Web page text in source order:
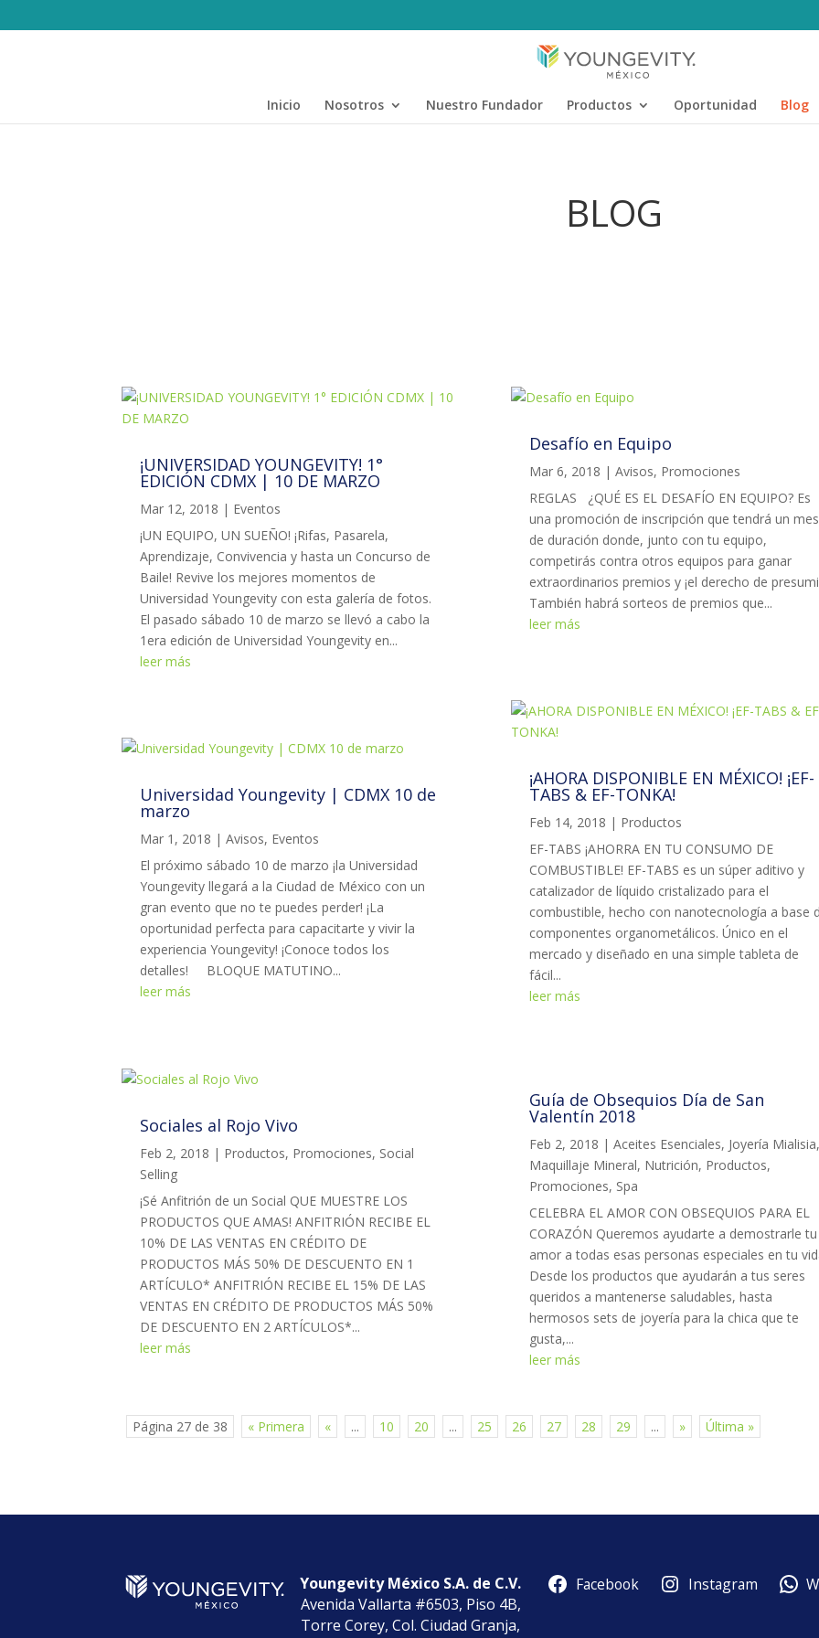
Inicio Nosotros Nuestro Fundador Productos Oportunidad Blog
BLOG
¡UNIVERSIDAD YOUNGEVITY! 1°
EDICIÓN CDMX | 10 DE MARZO
Mar 12, 2018 | Eventos
¡UN EQUIPO, UN SUEÑO! ¡Rifas, Pasarela,
Aprendizaje, Convivencia y hasta un Concurso de
Baile! Revive los mejores momentos de
Universidad Youngevity con esta galería de fotos.
El pasado sábado 10 de marzo se llevó a cabo la
1era edición de Universidad Youngevity en...
leer más
Universidad Youngevity | CDMX 10 de
marzo
Mar 1, 2018 |Avisos, Eventos
El próximo sábado 10 de marzo ¡la Universidad
Youngevity llegará a la Ciudad de México con un
gran evento que no te puedes perder! ¡La
oportunidad perfecta para capacitarte y vivir la
experiencia Youngevity! ¡Conoce todos los
detalles! BLOQUE MATUTINO...
leer más
Sociales al Rojo Vivo
Feb 2, 2018 | Productos, Promociones, Social
Selling
¡Sé Anfitrión de un Social QUE MUESTRE LOS
PRODUCTOS QUE AMAS! ANFITRIÓN RECIBE EL
10% DE LAS VENTAS EN CRÉDITO DE
PRODUCTOS MÁS 50% DE DESCUENTO EN 1
ARTÍCULO* ANFITRIÓN RECIBE EL 15% DE LAS
VENTAS EN CRÉDITO DE PRODUCTOS MÁS 50%
DE DESCUENTO EN 2 ARTÍCULOS*...
leer más
Desafío en Equipo
Mar 6, 2018 | Avisos, Promociones
REGLAS ¿QUÉ ES EL DESAFÍO EN EQUIPO? Es
una promoción de inscripción que tendrá un mes
de duración donde, junto con tu equipo,
competirás contra otros equipos para ganar
extraordinarios premios y ¡el derecho de
También habrá sorteos de premios que...
leer más
¡AHORA DISPONIBLE EN MÉXICO! ¡EF-
TABS & EF-TONKA!
Feb 14, 2018 | Productos
EF-TABS ¡AHORRA EN TU CONSUMO DE
COMBUSTIBLE! EF-TABS es un súper aditivo y
catalizador de líquido cristalizado para el
combustible, hecho con nanotecnología a base
componentes organometálicos. Único en el
mercado y diseñado en una simple tableta de
fácil...
leer más
Guía de Obsequios Día de San
Valentín 2018
Feb 2, 2018 | Aceites Esenciales, Joyería Mialisia,
Maquillaje Mineral, Nutrición, Productos,
Promociones, Spa
CELEBRA EL AMOR CON OBSEQUIOS PARA EL
CORAZÓN Queremos ayudarte a demostrarle tu
amor a todas esas personas especiales en tu
Desde los productos que ayudarán a tus seres
queridos a mantenerse saludables, hasta
hermosos sets de joyería para la chica que te
gusta,...
leer más
Página 27 de 38 « Primera « ... 10 20 ... 25 26 27 28 29 ... » Última »
Youngevity México S.A. de C.V.
Avenida Vallarta #6503, Piso 4B,
Torre Corey, Col. Ciudad Granja,
Facebook Instagram